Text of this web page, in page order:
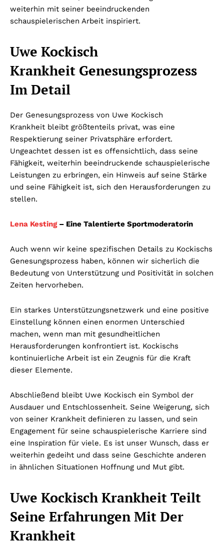
weiterhin mit seiner beeindruckenden
schauspielerischen Arbeit inspiriert.
Uwe Kockisch
Krankheit Genesungsprozess
Im Detail
Der Genesungsprozess von Uwe Kockisch
Krankheit bleibt größtenteils privat, was eine
Respektierung seiner Privatsphäre erfordert.
Ungeachtet dessen ist es offensichtlich, dass seine
Fähigkeit, weiterhin beeindruckende schauspielerische
Leistungen zu erbringen, ein Hinweis auf seine Stärke
und seine Fähigkeit ist, sich den Herausforderungen zu
stellen.
Lena Kesting– Eine Talentierte Sportmoderatorin
Auch wenn wir keine spezifischen Details zu Kockischs
Genesungsprozess haben, können wir sicherlich die
Bedeutung von Unterstützung und Positivität in solchen
Zeiten hervorheben.
Ein starkes Unterstützungsnetzwerk und eine positive
Einstellung können einen enormen Unterschied
machen, wenn man mit gesundheitlichen
Herausforderungen konfrontiert ist. Kockischs
kontinuierliche Arbeit ist ein Zeugnis für die Kraft
dieser Elemente.
Abschließend bleibt Uwe Kockisch ein Symbol der
Ausdauer und Entschlossenheit. Seine Weigerung, sich
von seiner Krankheit definieren zu lassen, und sein
Engagement für seine schauspielerische Karriere sind
eine Inspiration für viele. Es ist unser Wunsch, dass er
weiterhin gedeiht und dass seine Geschichte anderen
in ähnlichen Situationen Hoffnung und Mut gibt.
Uwe Kockisch Krankheit Teilt
Seine Erfahrungen Mit Der
Krankheit